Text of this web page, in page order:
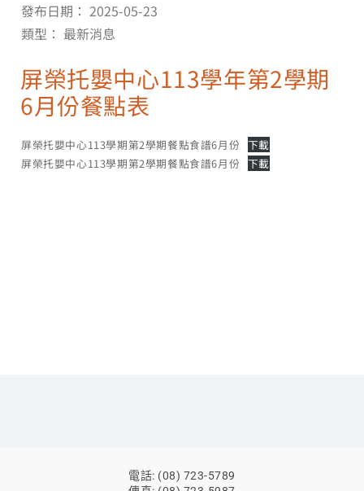
發布日期： 2025-05-23
類型： 最新消息
屏榮托嬰中心113學年第2學期
6月份餐點表
屏榮托嬰中心113學期第2學期餐點食譜6月份 下載
屏榮托嬰中心113學期第2學期餐點食譜6月份 下載
電話: (08) 723-5789